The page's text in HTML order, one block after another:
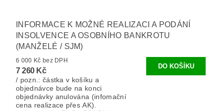
INFORMACE K MOŽNÉ REALIZACI A PODÁNÍ
INSOLVENCE A OSOBNÍHO BANKROTU
(MANŽELÉ / SJM)
6 000 Kč bez DPH
7 260 Kč
/ pozn.: částka v košíku a
objednávce bude na konci
objednávky anulována (infomační
cena realizace přes AK).